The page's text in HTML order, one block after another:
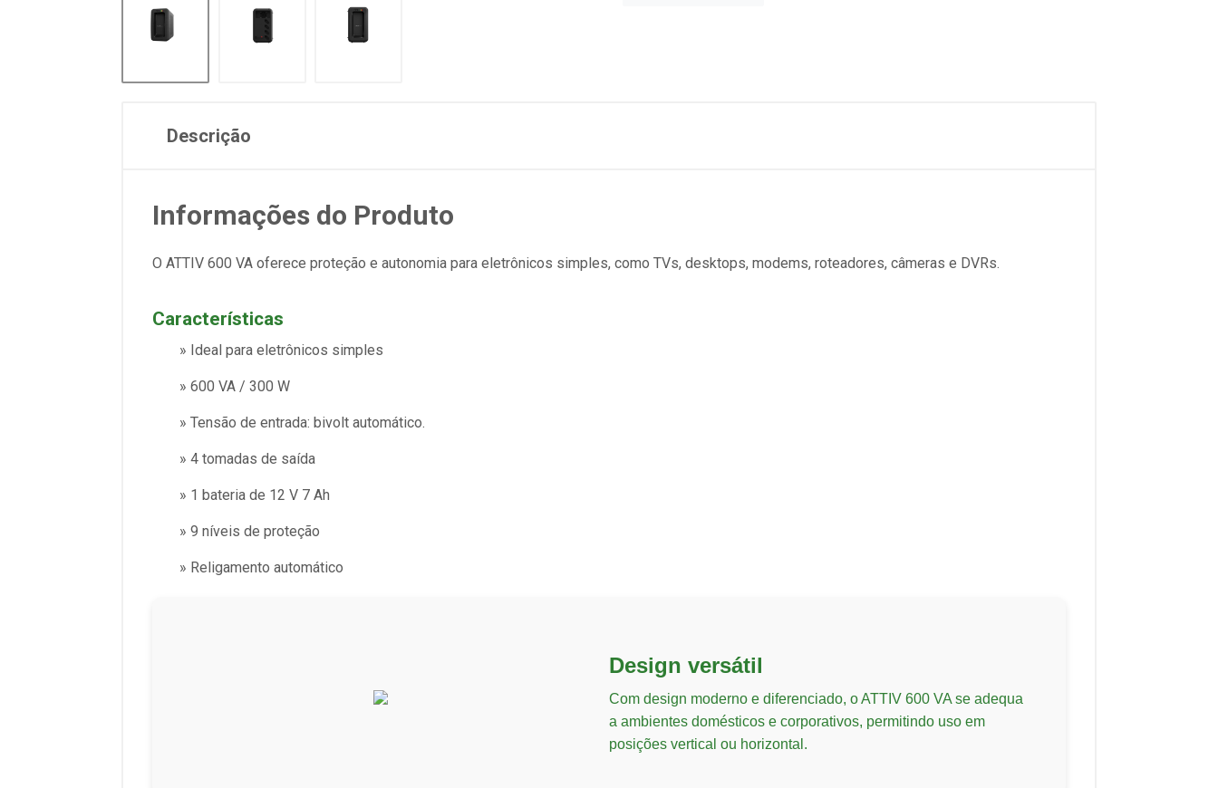
Descrição
Informações do Produto
O ATTIV 600 VA oferece proteção e autonomia para eletrônicos simples, como TVs, desktops, modems, roteadores, câmeras e DVRs.
Características
» Ideal para eletrônicos simples
» 600 VA / 300 W
» Tensão de entrada: bivolt automático.
» 4 tomadas de saída
» 1 bateria de 12 V 7 Ah
» 9 níveis de proteção
» Religamento automático
Design versátil
Com design moderno e diferenciado, o ATTIV 600 VA se adequa
a ambientes domésticos e corporativos, permitindo uso em
posições vertical ou horizontal.